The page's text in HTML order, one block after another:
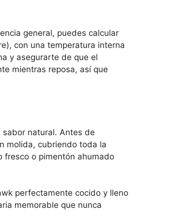
general, puedes calcular
con una temperatura interna
y asegurarte de que el
mientras reposa, así que
natural. Antes de
molida, cubriendo toda la
fresco o pimentón ahumado
perfectamente cocido y lleno
memorable que nunca